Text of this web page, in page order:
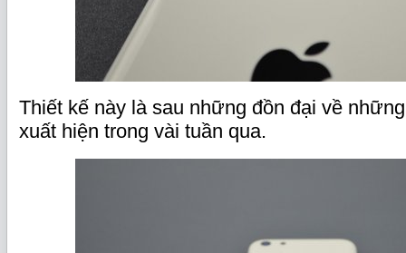
Thiết kế này là sau những đồn đại về
xuất hiện trong vài tuần qua.